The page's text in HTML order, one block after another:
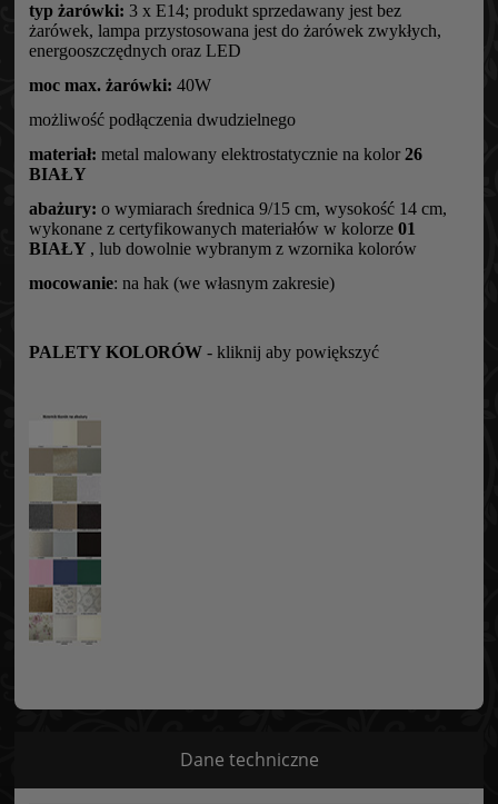
typ żarówki: 3 x E14; produkt sprzedawany jest bez
żarówek, lampa przystosowana jest do żarówek zwykłych,
energooszczędnych oraz LED
moc max. żarówki: 40W
możliwość podłączenia dwudzielnego
materiał: metal malowany elektrostatycznie na kolor 26
BIAŁY
abażury: o wymiarach średnica 9/15 cm, wysokość 14 cm,
wykonane z certyfikowanych materiałów w kolorze 01
BIAŁY , lub dowolnie wybranym z wzornika kolorów
mocowanie: na hak (we własnym zakresie)
PALETY KOLORÓW - kliknij aby powiększyć
Dane techniczne